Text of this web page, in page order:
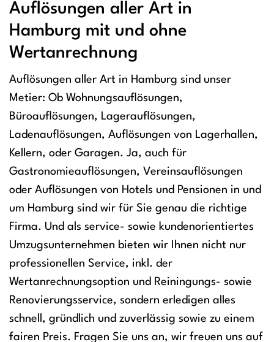
Auflösungen aller Art in
Hamburg mit und ohne
Wertanrechnung
Auflösungen aller Art in Hamburg sind unser
Metier: Ob Wohnungsauflösungen,
Büroauflösungen, Lagerauflösungen,
Ladenauflösungen, Auflösungen von Lagerhallen,
Kellern, oder Garagen. Ja, auch für
Gastronomieauflösungen, Vereinsauflösungen
oder Auflösungen von Hotels und Pensionen in und
um Hamburg sind wir für Sie genau die richtige
Firma. Und als service- sowie kundenorientiertes
Umzugsunternehmen bieten wir Ihnen nicht nur
professionellen Service, inkl. der
Wertanrechnungsoption und Reiningungs- sowie
Renovierungsservice, sondern erledigen alles
schnell, gründlich und zuverlässig sowie zu einem
fairen Preis. Fragen Sie uns an, wir freuen uns auf